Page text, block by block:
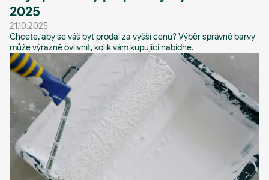
2025
21.10.2025
Chcete, aby se váš byt prodal za vyšší cenu? Výběr správné barvy
může výrazně ovlivnit, kolik vám kupující nabídne.